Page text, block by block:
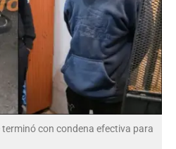
con condena efectiva para